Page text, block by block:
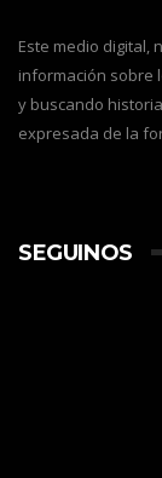
Este medio digital,
información sobre
y buscando
expresada de la
SEGUINOS